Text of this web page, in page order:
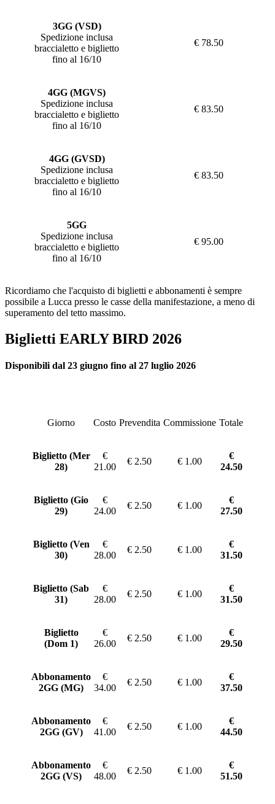
3GG (VSD)
Spedizione inclusa
braccialetto e biglietto
fino al 16/10
€ 78.50
4GG (MGVS)
Spedizione inclusa
braccialetto e biglietto
fino al 16/10
€ 83.50
4GG (GVSD)
Spedizione inclusa
braccialetto e biglietto
fino al 16/10
€ 83.50
5GG
Spedizione inclusa
braccialetto e biglietto
fino al 16/10
€ 95.00
Ricordiamo che l'acquisto di biglietti e abbonamenti è sempre
possibile a Lucca presso le casse della manifestazione, a meno di
superamento del tetto massimo.
Biglietti EARLY BIRD 2026
Disponibili dal 23 giugno fino al 27 luglio 2026
Giorno Costo Prevendita Commissione Totale
Biglietto (Mer
28)
€
21.00
€ 2.50 € 1.00
€
24.50
Biglietto (Gio
29)
€
24.00
€ 2.50 € 1.00
€
27.50
Biglietto (Ven
30)
€
28.00
€ 2.50 € 1.00
€
31.50
Biglietto (Sab
31)
€
28.00
€ 2.50 € 1.00
€
31.50
Biglietto
(Dom 1)
€
26.00
€ 2.50 € 1.00
€
29.50
Abbonamento
2GG (MG)
€
34.00
€ 2.50 € 1.00
€
37.50
Abbonamento
2GG (GV)
€
41.00
€ 2.50 € 1.00
€
44.50
Abbonamento
2GG (VS)
€
48.00
€ 2.50 € 1.00
€
51.50